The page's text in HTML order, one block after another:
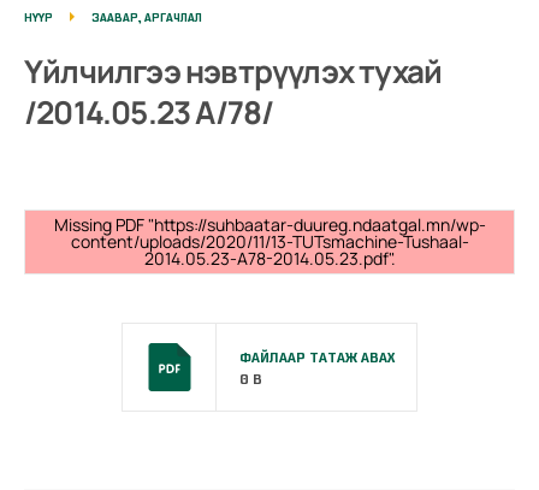
НҮҮР ЗААВАР, АРГАЧЛАЛ
Үйлчилгээ нэвтрүүлэх тухай
/2014.05.23 А/78/
Missing PDF "https://suhbaatar-duureg.ndaatgal.mn/wp-
content/uploads/2020/11/13-TUTsmachine-Tushaal-
2014.05.23-A78-2014.05.23.pdf".
ФАЙЛААР ТАТАЖ АВАХ
0 B